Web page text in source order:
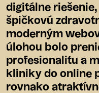
digitálne
špičkovú
moderným
úlohou bolo
profesionalitu a
kliniky do online
rovnako